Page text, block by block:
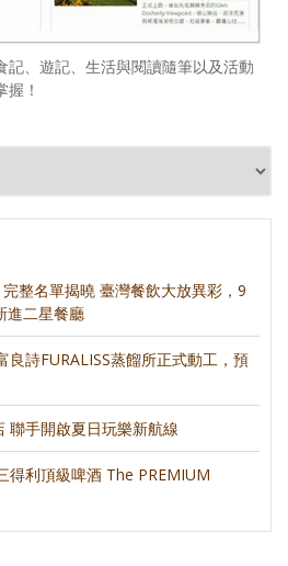
記、遊記、生活與閱讀隨筆以及活動
！
完整名單揭曉 臺灣餐飲大放異彩，9
進二星餐廳
良詩FURALISS蒸餾所正式動工，預
手開啟夏日玩樂新航線
得利頂級啤酒 The PREMIUM